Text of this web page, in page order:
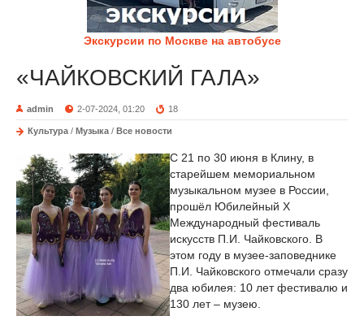
Экскурсии по Москве на автобусе
«ЧАЙКОВСКИЙ ГАЛА»
admin 2-07-2024, 01:20 18
Культура / Музыка / Все новости
С 21 по 30 июня в Клину, в
старейшем мемориальном
музыкальном музее в России,
прошёл Юбилейный X
Международный фестиваль
искусств П.И. Чайковского. В
этом году в музее-заповеднике
П.И. Чайковского отмечали сразу
два юбилея: 10 лет фестивалю и
130 лет – музею.